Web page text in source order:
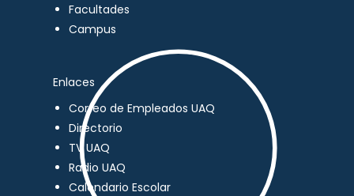
Facultades
Campus
Enlaces
Correo de Empleados UAQ
Directorio
TV UAQ
Radio UAQ
Calendario Escolar